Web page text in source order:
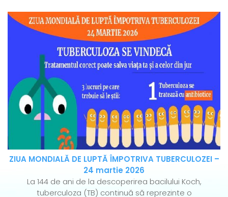
ZIUA MONDIALĂ DE LUPTĂ ÎMPOTRIVA TUBERCULOZEI –
24 martie 2026
La 144 de ani de la descoperirea bacilului Koch,
tuberculoza (TB) continuă să reprezinte o